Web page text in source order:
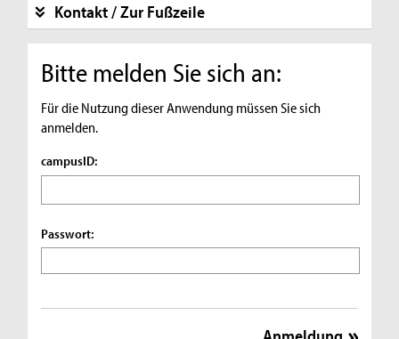
Kontakt / Zur Fußzeile
Bitte melden Sie sich an:
Für die Nutzung dieser Anwendung müssen Sie sich
anmelden.
campusID:
Passwort: